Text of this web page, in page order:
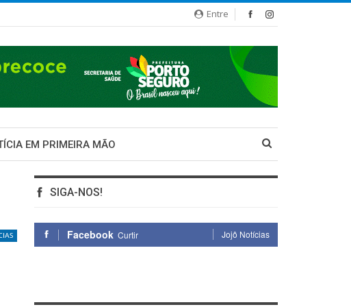
Entre
EM PRIMEIRA MÃO
SIGA-NOS!
Facebook Curtir Jojô Notícias